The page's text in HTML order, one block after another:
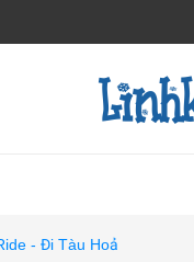
- Đi Tàu Hoả